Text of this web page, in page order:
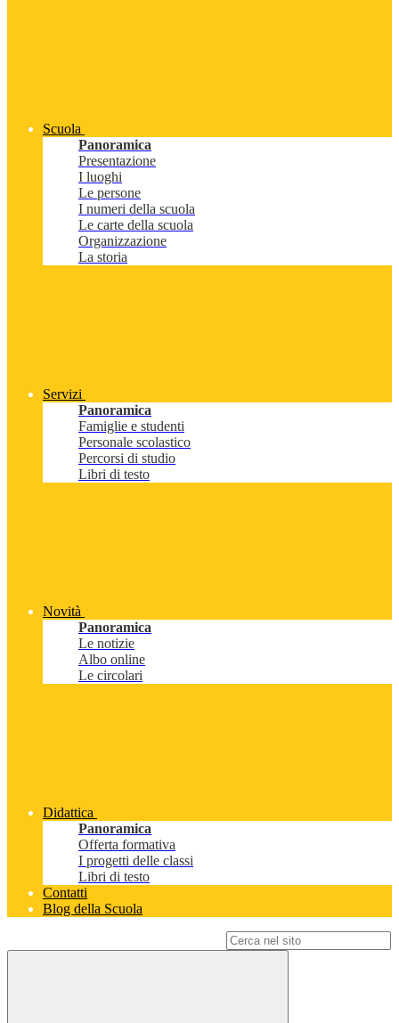
Scuola
Panoramica
Presentazione
I luoghi
Le persone
I numeri della scuola
Le carte della scuola
Organizzazione
La storia
Servizi
Panoramica
Famiglie e studenti
Personale scolastico
Percorsi di studio
Libri di testo
Novità
Panoramica
Le notizie
Albo online
Le circolari
Didattica
Panoramica
Offerta formativa
I progetti delle classi
Libri di testo
Contatti
Blog della Scuola